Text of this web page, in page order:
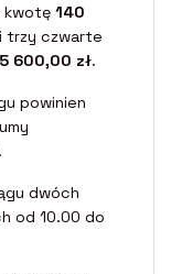
kwotę 140
trzy czwarte
600,00 zł.
powinien
.
dwóch
od 10.00 do